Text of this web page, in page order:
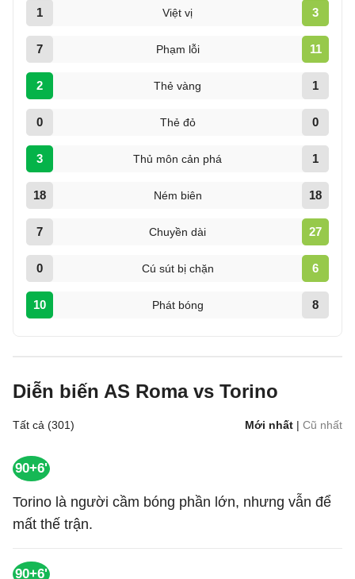
1 Việt vị 3
7 Phạm lỗi 11
2 Thẻ vàng 1
0 Thẻ đỏ 0
3 Thủ môn cản phá 1
18 Ném biên 18
7 Chuyền dài 27
0 Cú sút bị chặn 6
10 Phát bóng 8
Diễn biến AS Roma vs Torino
Tất cả (301) Mới nhất | Cũ nhất
90+6'
Torino là người cầm bóng phần lớn, nhưng vẫn để
mất thế trận.
90+6'